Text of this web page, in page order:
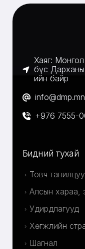
Хаяг:
бүс
ийн байр
info@dmp.mn
+976 7555-
Бидний тухай
Товч
Алсын хараа,
Удирдлагууд
Хөгжлийн
Шагнал